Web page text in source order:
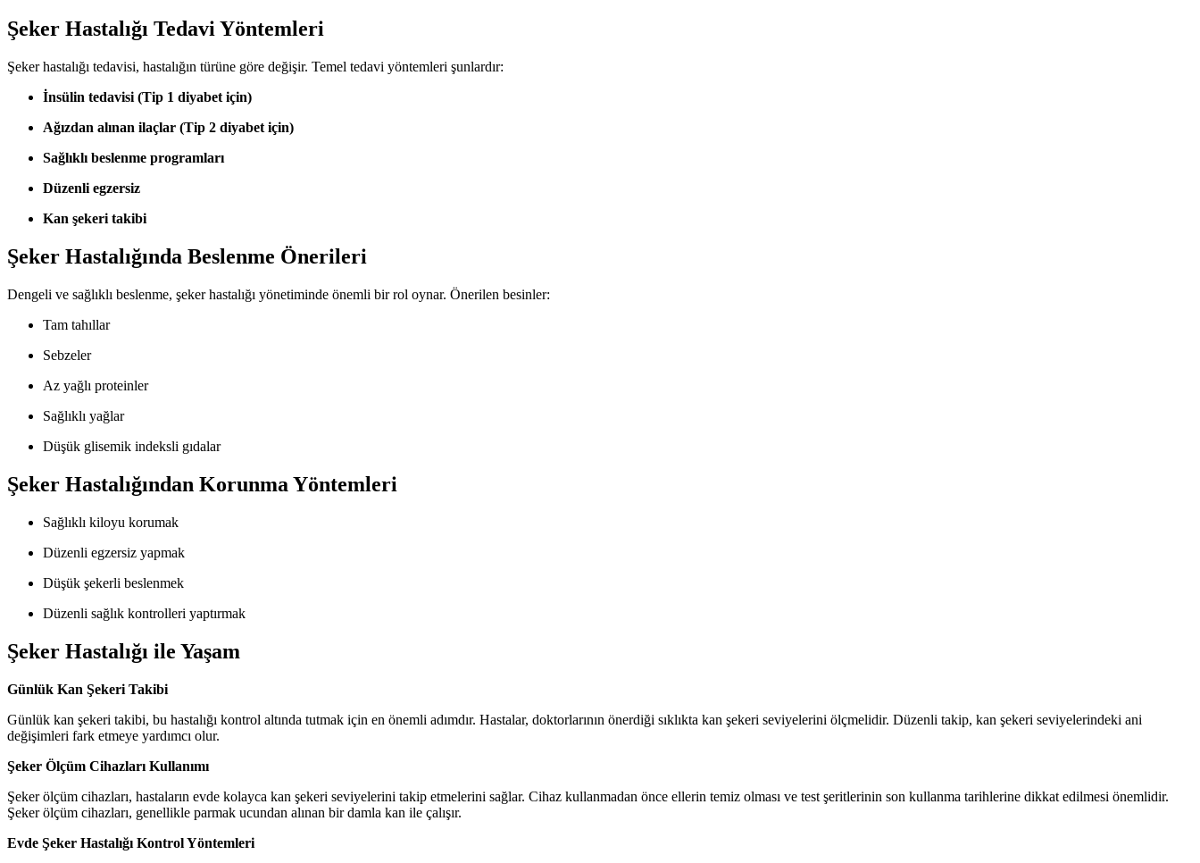
Şeker Hastalığı Tedavi Yöntemleri
Şeker hastalığı tedavisi, hastalığın türüne göre değişir. Temel tedavi yöntemleri şunlardır:
İnsülin tedavisi (Tip 1 diyabet için)
Ağızdan alınan ilaçlar (Tip 2 diyabet için)
Sağlıklı beslenme programları
Düzenli egzersiz
Kan şekeri takibi
Şeker Hastalığında Beslenme Önerileri
Dengeli ve sağlıklı beslenme, şeker hastalığı yönetiminde önemli bir rol oynar. Önerilen besinler:
Tam tahıllar
Sebzeler
Az yağlı proteinler
Sağlıklı yağlar
Düşük glisemik indeksli gıdalar
Şeker Hastalığından Korunma Yöntemleri
Sağlıklı kiloyu korumak
Düzenli egzersiz yapmak
Düşük şekerli beslenmek
Düzenli sağlık kontrolleri yaptırmak
Şeker Hastalığı ile Yaşam
Günlük Kan Şekeri Takibi
Günlük kan şekeri takibi, bu hastalığı kontrol altında tutmak için en önemli adımdır. Hastalar, doktorlarının önerdiği sıklıkta kan şekeri seviyelerini ölçmelidir. Düzenli takip, kan şekeri seviyelerindeki ani
değişimleri fark etmeye yardımcı olur.
Şeker Ölçüm Cihazları Kullanımı
Şeker ölçüm cihazları, hastaların evde kolayca kan şekeri seviyelerini takip etmelerini sağlar. Cihaz kullanmadan önce ellerin temiz olması ve test şeritlerinin son kullanma tarihlerine dikkat edilmesi önemlidir.
Şeker ölçüm cihazları, genellikle parmak ucundan alınan bir damla kan ile çalışır.
Evde Şeker Hastalığı Kontrol Yöntemleri